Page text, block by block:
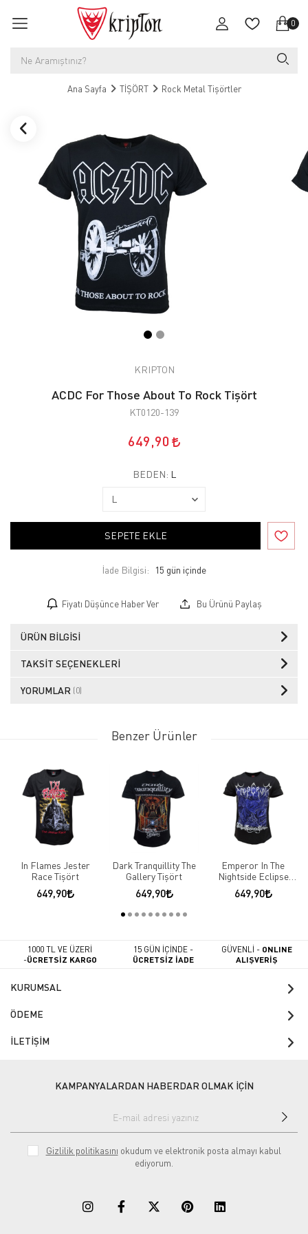
0
Ana Sayfa TİŞÖRT Rock Metal Tişörtler
KRIPTON
ACDC For Those About To Rock Tişört
KT0120-139
649,90
BEDEN: L
SEPETE EKLE
İade Bilgisi:
Fiyatı Düşünce Haber Ver Bu Ürünü Paylaş
ÜRÜN BILGISI
TAKSIT SEÇENEKLERI
YORUMLAR (0)
Benzer Ürünler
In Flames Jester
Race Tişört
649,90
Dark Tranquillity The
Gallery Tişört
649,90
Emperor In The
Nightside Eclipse
Tişört
649,90
1000 TL VE ÜZERİ
-ÜCRETSİZ KARGO
15 GÜN İÇİNDE -
ÜCRETSİZ İADE
GÜVENLİ - ONLINE
ALIŞVERİŞ
KURUMSAL
ÖDEME
İLETİŞİM
KAMPANYALARDAN HABERDAR OLMAK İÇİN
Gizlilik politikasını okudum ve elektronik posta almayı kabul
ediyorum.